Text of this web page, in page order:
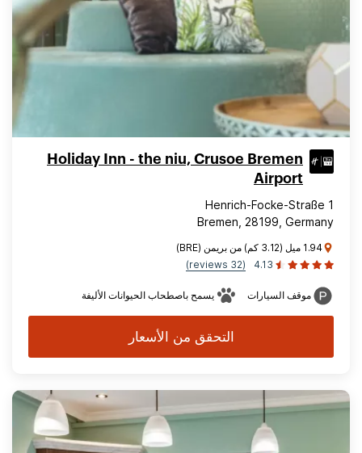
Holiday Inn - the niu, Crusoe Bremen
Airport
Henrich-Focke-Straße 1
Bremen, 28199, Germany
1.94 ميل (3.12 كم) من بريمن (BRE)
4.13
(32 reviews)
موقف السيارات يسمح باصطحاب الحيوانات الأليفة
التحقق من الأسعار